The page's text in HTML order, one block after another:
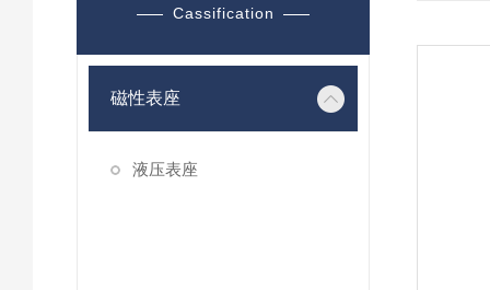
Cassification
磁性表座
液压表座